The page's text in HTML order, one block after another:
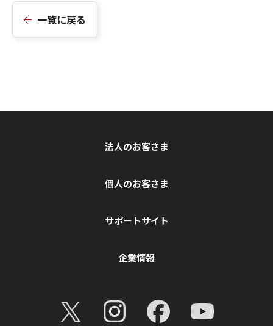
一覧に戻る
法人のお客さま
個人のお客さま
サポートサイト
企業情報